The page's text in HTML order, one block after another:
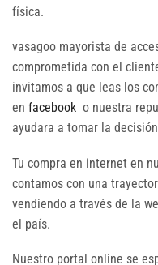
física.
vasagoo mayorista de
comprometida con el
invitamos a que leas los
en facebook o nuestra
ayudara a tomar la
Tu compra en internet en
contamos con una
vendiendo a través de la
el país.
Nuestro portal online se